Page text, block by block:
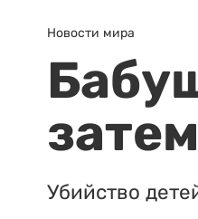
Новости мира
Убийство